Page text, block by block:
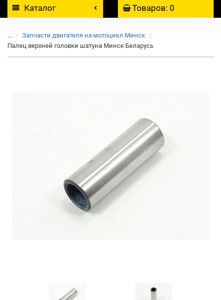
Каталог Товаров: 0
...
Запчасти двигателя на мотоцикл Минск
Палец верхней головки шатуна Минск Беларусь